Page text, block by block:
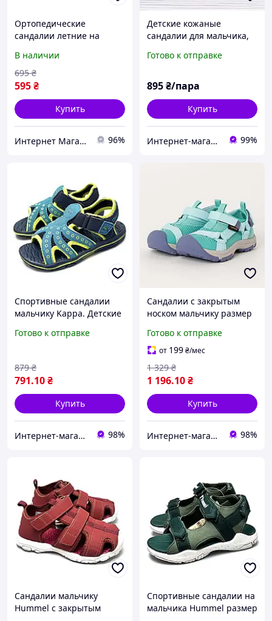
Ортопедические
сандалии летние на
Кожа размеры 21, ТОП
Продаж!
В наличии
595₴
695 ₴
Купить
Интернет Магазин Олеся 96%
Детские кожаные
сандалии для мальчика,
застёжки на липучках
Готово к отправке
895₴/пара
Купить
Интернет-магазин "ELEGRANTIK" 99%
Спортивные сандалии
мальчику Kappa. Детские
размер
Готово к отправке
791.10₴
879 ₴
Купить
Интернет-магазин брендовой обуви ShoesLike 98%
Сандалии с закрытым
носком мальчику размер
босоножки на широкую
ножку
Готово к отправке
от 199₴/мес
1 196.10₴
1 329 ₴
Купить
Интернет-магазин брендовой обуви ShoesLike 98%
Сандалии мальчику
Hummel с закрытым
Спортивные сандалии на
мальчика Hummel размер